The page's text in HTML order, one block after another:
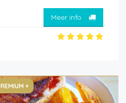
Meer info
+